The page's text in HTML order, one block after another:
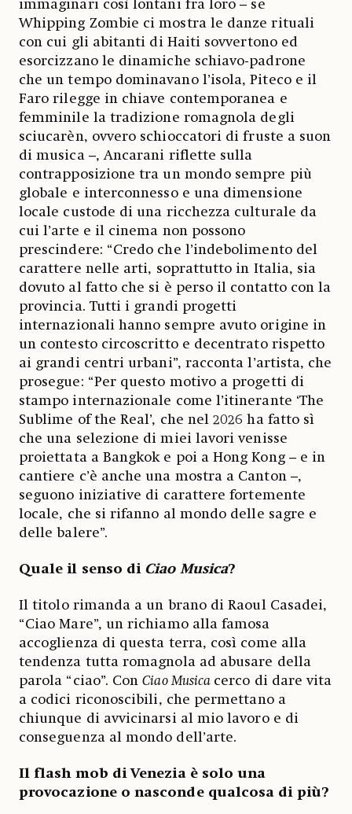
immaginari così lontani fra loro – se
Whipping Zombie ci mostra le danze rituali
con cui gli abitanti di Haiti sovvertono ed
esorcizzano le dinamiche schiavo-padrone
che un tempo dominavano l’isola, Piteco e il
Faro rilegge in chiave contemporanea e
femminile la tradizione romagnola degli
sciucarèn, ovvero schioccatori di fruste a suon
di musica –, Ancarani riflette sulla
contrapposizione tra un mondo sempre più
globale e interconnesso e una dimensione
locale custode di una ricchezza culturale da
cui l’arte e il cinema non possono
prescindere: “Credo che l’indebolimento del
carattere nelle arti, soprattutto in Italia, sia
dovuto al fatto che si è perso il contatto con la
provincia. Tutti i grandi progetti
internazionali hanno sempre avuto origine in
un contesto circoscritto e decentrato rispetto
ai grandi centri urbani”, racconta l’artista, che
prosegue: “Per questo motivo a progetti di
stampo internazionale come l’itinerante ‘The
Sublime of the Real’, che nel 2026 ha fatto sì
che una selezione di miei lavori venisse
proiettata a Bangkok e poi a Hong Kong – e in
cantiere c’è anche una mostra a Canton –,
seguono iniziative di carattere fortemente
locale, che si rifanno al mondo delle sagre e
delle balere”.
Quale il senso di Ciao Musica?
Il titolo rimanda a un brano di Raoul Casadei,
“Ciao Mare”, un richiamo alla famosa
accoglienza di questa terra, così come alla
tendenza tutta romagnola ad abusare della
parola “ciao”. ConCiao Musica cerco di dare vita
a codici riconoscibili, che permettano a
chiunque di avvicinarsi al mio lavoro e di
conseguenza al mondo dell’arte.
Il flash mob di Venezia è solo una
provocazione o nasconde qualcosa di più?